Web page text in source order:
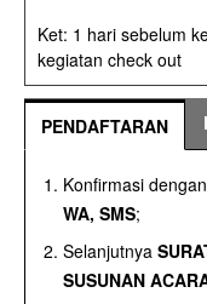
Ket: 1 hari sebelum
kegiatan check out
PENDAFTARAN
Konfirmasi
WA, SMS;
Selanjutnya
SUSUNAN